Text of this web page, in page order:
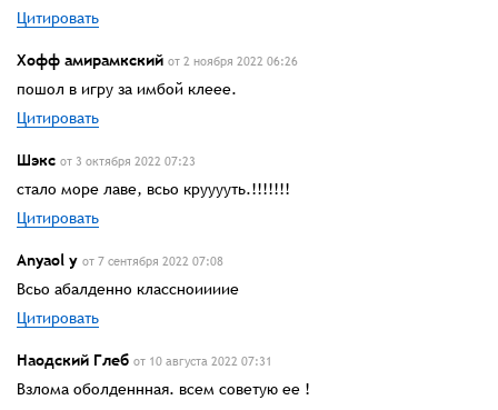
Цитировать
Хофф амирамкский от 2 ноября 2022 06:26
пошол в игру за имбой клеее.
Цитировать
Шэкс от 3 октября 2022 07:23
стало море лаве, всьо крууууть.!!!!!!!
Цитировать
Anyaol у от 7 сентября 2022 07:08
Всьо абалденно классноиииие
Цитировать
Наодский Глеб от 10 августа 2022 07:31
Взлома оболденнная. всем советую ее !